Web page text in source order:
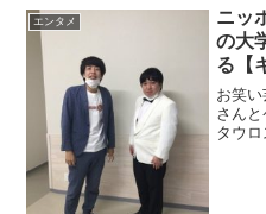
エンタメ
ニッ
の大
る【
お笑
さん
タウロ